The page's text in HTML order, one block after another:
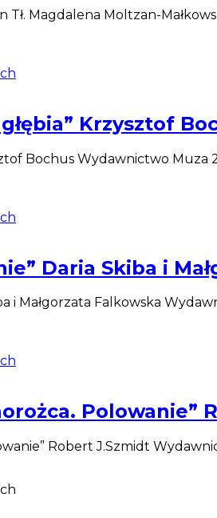
Tł. Magdalena Moltzan-
Krzysztof
Bochus Wydawnictwo
Daria Skiba i
i Małgorzata Falkowska
Polowanie”
Robert J.Szmidt